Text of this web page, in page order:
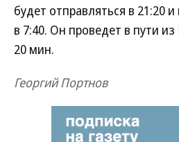
будет отправляться в 21:20
в 7:40. Он проведет в пути
20 мин.
Георгий Портнов